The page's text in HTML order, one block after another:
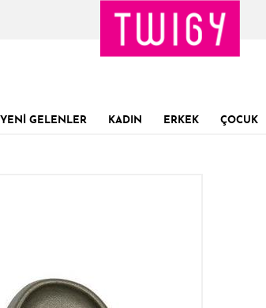
YENİ GELENLER KADIN ERKEK ÇOCUK